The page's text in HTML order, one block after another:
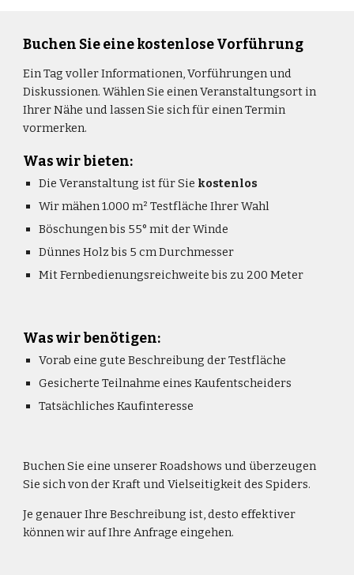
Buchen Sie eine kostenlose Vorführung
Ein Tag voller Informationen, Vorführungen und
Diskussionen. Wählen Sie einen Veranstaltungsort in
Ihrer Nähe und lassen Sie sich für einen Termin
vormerken.
Was wir bieten:
Die Veranstaltung ist für Sie kostenlos
Wir mähen 1.000 m² Testfläche Ihrer Wahl
Böschungen bis 55° mit der Winde
Dünnes Holz bis 5 cm Durchmesser
Mit Fernbedienungsreichweite bis zu 200 Meter
Was wir benötigen:
Vorab eine gute Beschreibung der Testfläche
Gesicherte Teilnahme eines Kaufentscheiders
Tatsächliches Kaufinteresse
Buchen Sie eine unserer Roadshows und überzeugen
Sie sich von der Kraft und Vielseitigkeit des Spiders.
Je genauer Ihre Beschreibung ist, desto effektiver
können wir auf Ihre Anfrage eingehen.